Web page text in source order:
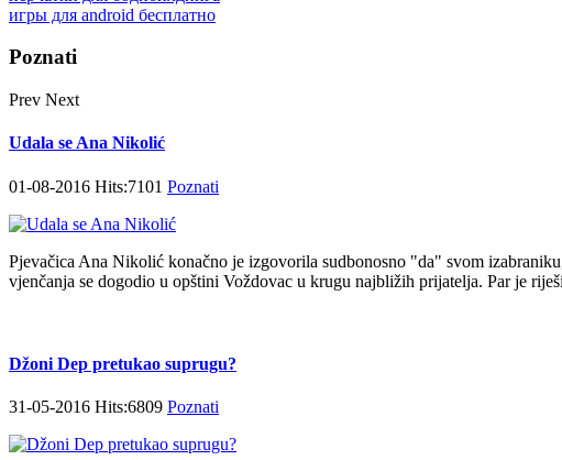
игры для android бесплатно
Poznati
Prev Next
Udala se Ana Nikolić
01-08-2016 Hits:7101 Poznati
Pjevačica Ana Nikolić konačno je izgovorila sudbonosno "da" svom
vjenčanja se dogodio u opštini Voždovac u krugu najbližih prijatelja. Par je
Džoni Dep pretukao suprugu?
31-05-2016 Hits:6809 Poznati